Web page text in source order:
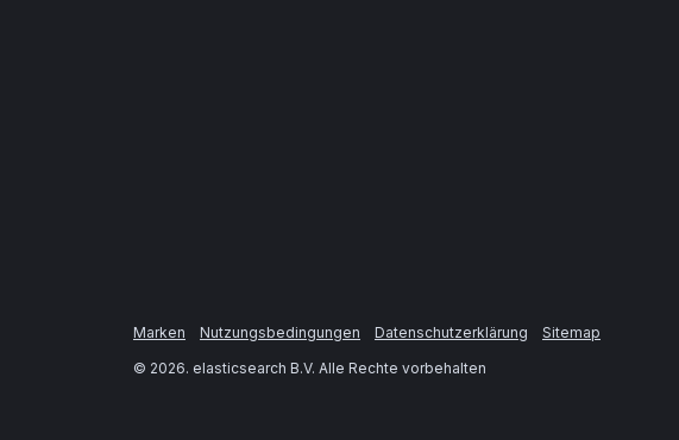
Marken Nutzungsbedingungen Datenschutzerklärung
Sitemap
© 2026. elasticsearch B.V. Alle Rechte vorbehalten